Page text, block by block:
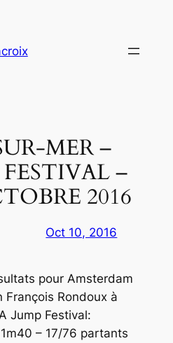
MER –
–
2016
Oct 10, 2016
pour Amsterdam
Rondoux à
Jump Festival:
– 17/76 partants